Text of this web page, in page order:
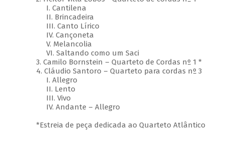
I. Cantilena
II. Brincadeira
III. Canto Lírico
IV. Cançoneta
V. Melancolia
VI. Saltando como um Saci
3. Camilo Bornstein – Quarteto de Cordas nº 1 *
4. Cláudio Santoro – Quarteto para cordas nº 3
I. Allegro
II. Lento
III. Vivo
IV. Andante – Allegro
*Estreia de peça dedicada ao Quarteto Atlântico